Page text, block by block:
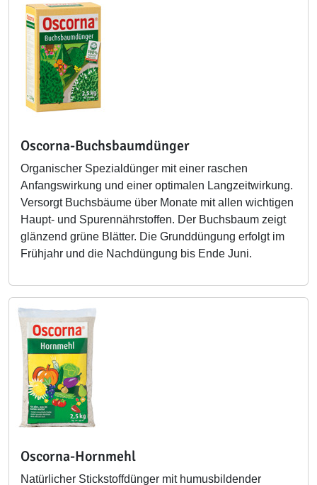
Oscorna-Buchsbaumdünger
Organischer Spezialdünger mit einer raschen
Anfangswirkung und einer optimalen Langzeitwirkung.
Versorgt Buchsbäume über Monate mit allen wichtigen
Haupt- und Spurennährstoffen. Der Buchsbaum zeigt
glänzend grüne Blätter. Die Grunddüngung erfolgt im
Frühjahr und die Nachdüngung bis Ende Juni.
Oscorna-Hornmehl
Natürlicher Stickstoffdünger mit humusbildender